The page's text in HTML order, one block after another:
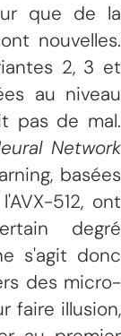
que de la
nouvelles.
2, 3 et
au niveau
pas de mal.
Network
basées
512, ont
degré
s'agit donc
des micro-
faire illusion,